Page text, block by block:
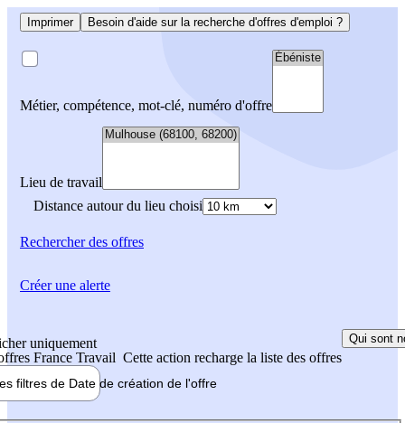
Imprimer Besoin d'aide sur la recherche d'offres d'emploi ?
Métier, compétence, mot-clé, numéro d'offre
Lieu de travail
Distance autour du lieu choisi
Rechercherdes offres
uniquement
France Travail Cette action recharge la liste des offres
Qui sont
filtres de Date de création de l'offre
Créer une alerte